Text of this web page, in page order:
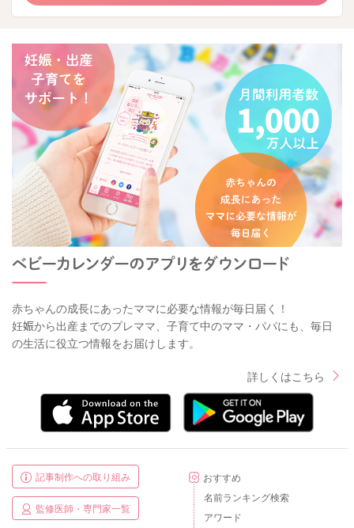
赤ちゃんの成長にあったママに必要な情報が毎日届く！
妊娠から出産までのプレママ、子育て中のママ・パパにも、毎日
の生活に役立つ情報をお届けします。
詳しくはこちら
記事制作への取り組み
監修医師・専門家一覧
おすすめ
名前ランキング検索
アワード